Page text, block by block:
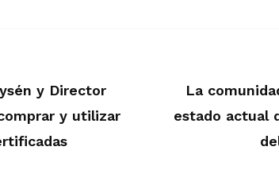
y Director
y utilizar
La
estado actual